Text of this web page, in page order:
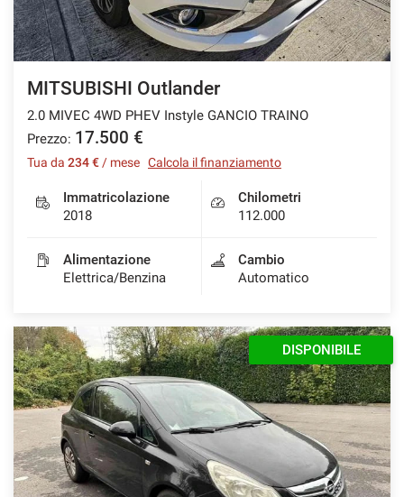
MITSUBISHI Outlander
2.0 MIVEC 4WD PHEV Instyle GANCIO TRAINO
Prezzo: 17.500 €
Tua da 234 € / mese Calcola il finanziamento
Immatricolazione
2018
Chilometri
112.000
Alimentazione
Elettrica/Benzina
Cambio
Automatico
DISPONIBILE